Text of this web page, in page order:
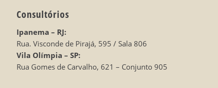
Consultórios
Ipanema – RJ:
Rua. Visconde de Pirajá, 595 / Sala 806
Vila Olímpia – SP:
Rua Gomes de Carvalho, 621 – Conjunto 905